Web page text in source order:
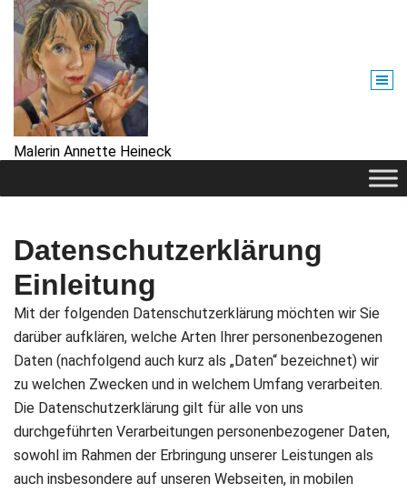
Zum
Inhalt
springen
Malerin Annette Heineck
Datenschutzerklärung
Einleitung
Mit der folgenden Datenschutzerklärung möchten wir Sie
darüber aufklären, welche Arten Ihrer personenbezogenen
Daten (nachfolgend auch kurz als „Daten“ bezeichnet) wir
zu welchen Zwecken und in welchem Umfang verarbeiten.
Die Datenschutzerklärung gilt für alle von uns
durchgeführten Verarbeitungen personenbezogener Daten,
sowohl im Rahmen der Erbringung unserer Leistungen als
auch insbesondere auf unseren Webseiten, in mobilen